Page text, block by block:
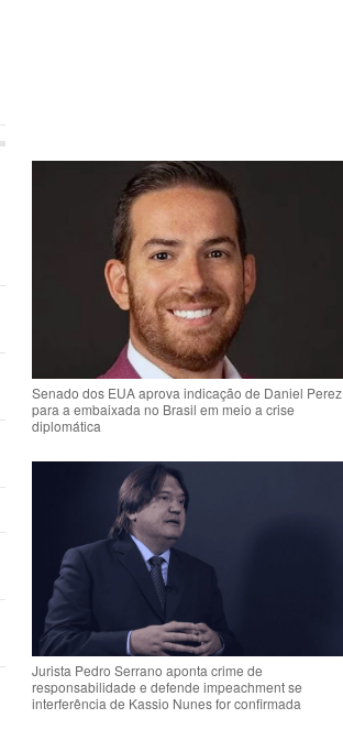
Senado dos EUA aprova indicação de Daniel Perez
para a embaixada no Brasil em meio a crise
diplomática
Jurista Pedro Serrano aponta crime de
responsabilidade e defende impeachment se
interferência de Kassio Nunes for confirmada